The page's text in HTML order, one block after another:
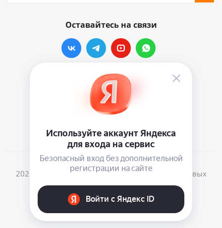
Оставайтесь на связи
Наши контакты
info@vinylmarkt.ru
2026 © Винилмаркт - интернет-магазин виниловых
пластинок